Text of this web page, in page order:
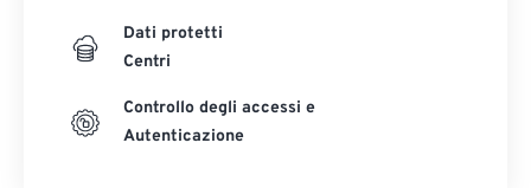
Dati protetti
Centri
Controllo degli accessi e
Autenticazione